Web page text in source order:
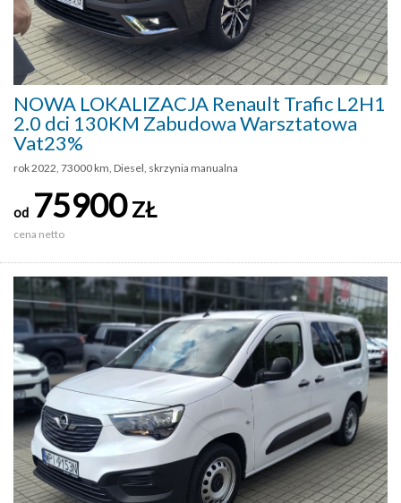
NOWA LOKALIZACJA Renault Trafic L2H1
2.0 dci 130KM Zabudowa Warsztatowa
Vat23%
rok 2022, 73000 km, Diesel, skrzynia manualna
od 75900ZŁ
cena netto